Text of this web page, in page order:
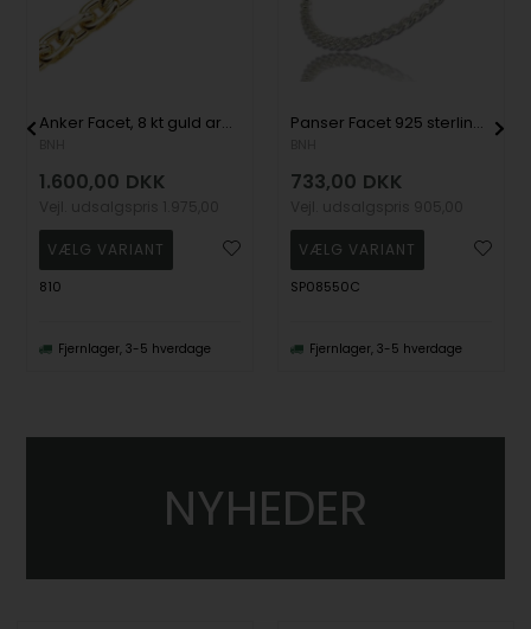
Anker Facet, 8 kt guld armbånd, ankelkæder og halskæder
1.600,00 DKK
810
Fjernlager, 3-5 hverdage
Panser Facet 925 sterling sølv halskæde, 50 cm og 2,7 mm
733,00 DKK
SP08550C
Fjernlager, 3-5 hverdage
NYHEDER